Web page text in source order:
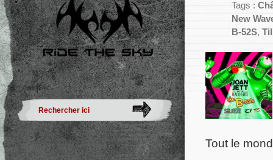
Tags :
New
B-52S,
Tout le